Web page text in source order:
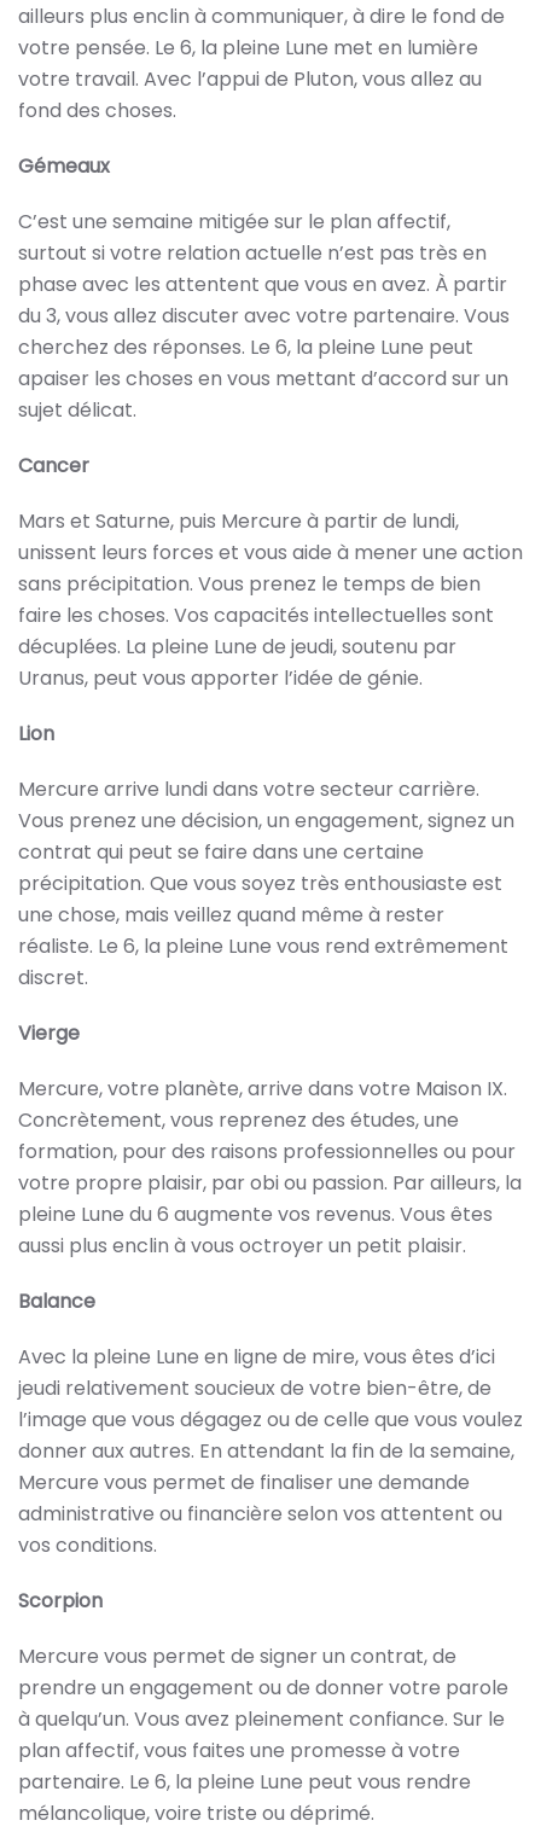
ailleurs plus enclin à communiquer, à dire le fond de
votre pensée. Le 6, la pleine Lune met en lumière
votre travail. Avec l’appui de Pluton, vous allez au
fond des choses.
Gémeaux
C’est une semaine mitigée sur le plan affectif,
surtout si votre relation actuelle n’est pas très en
phase avec les attentent que vous en avez. À partir
du 3, vous allez discuter avec votre partenaire. Vous
cherchez des réponses. Le 6, la pleine Lune peut
apaiser les choses en vous mettant d’accord sur un
sujet délicat.
Cancer
Mars et Saturne, puis Mercure à partir de lundi,
unissent leurs forces et vous aide à mener une action
sans précipitation. Vous prenez le temps de bien
faire les choses. Vos capacités intellectuelles sont
décuplées. La pleine Lune de jeudi, soutenu par
Uranus, peut vous apporter l’idée de génie.
Lion
Mercure arrive lundi dans votre secteur carrière.
Vous prenez une décision, un engagement, signez un
contrat qui peut se faire dans une certaine
précipitation. Que vous soyez très enthousiaste est
une chose, mais veillez quand même à rester
réaliste. Le 6, la pleine Lune vous rend extrêmement
discret.
Vierge
Mercure, votre planète, arrive dans votre Maison IX.
Concrètement, vous reprenez des études, une
formation, pour des raisons professionnelles ou pour
votre propre plaisir, par obi ou passion. Par ailleurs, la
pleine Lune du 6 augmente vos revenus. Vous êtes
aussi plus enclin à vous octroyer un petit plaisir.
Balance
Avec la pleine Lune en ligne de mire, vous êtes d’ici
jeudi relativement soucieux de votre bien-être, de
l’image que vous dégagez ou de celle que vous voulez
donner aux autres. En attendant la fin de la semaine,
Mercure vous permet de finaliser une demande
administrative ou financière selon vos attentent ou
vos conditions.
Scorpion
Mercure vous permet de signer un contrat, de
prendre un engagement ou de donner votre parole
à quelqu’un. Vous avez pleinement confiance. Sur le
plan affectif, vous faites une promesse à votre
partenaire. Le 6, la pleine Lune peut vous rendre
mélancolique, voire triste ou déprimé.